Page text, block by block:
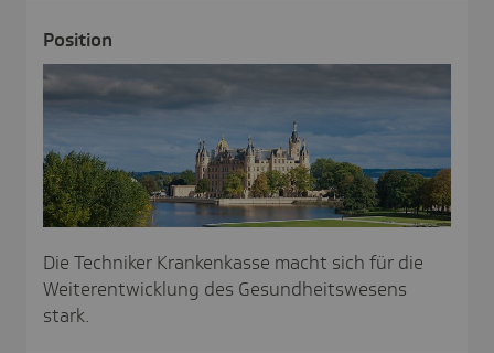
Posi­tion
Die Techniker Krankenkasse macht sich für die
Weiterentwicklung des Gesundheitswesens
stark.